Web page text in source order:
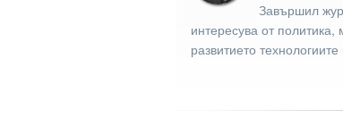
Завършил
интересува от
развитието